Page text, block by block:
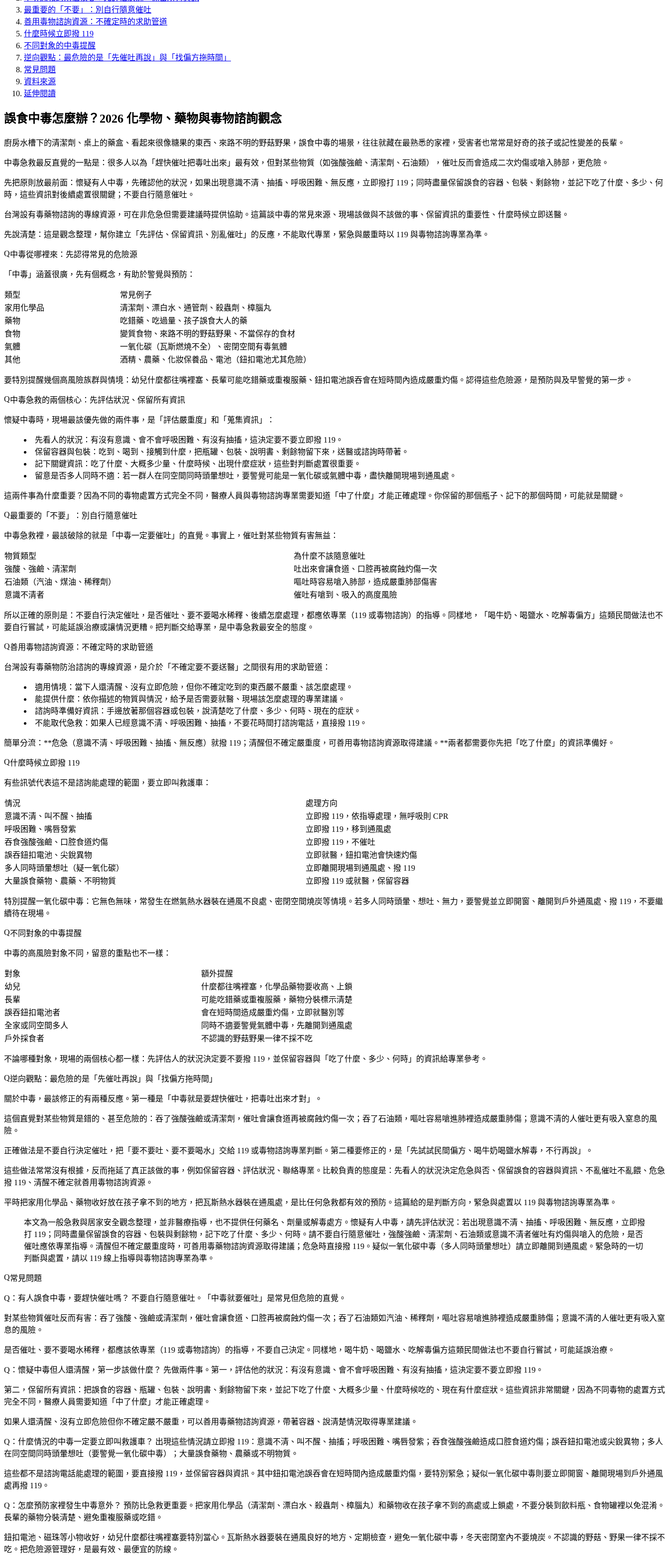
最重要的「不要」：別自行隨意催吐
善用毒物諮詢資源：不確定時的求助管道
什麼時候立即撥 119
不同對象的中毒提醒
逆向觀點：最危險的是「先催吐再說」與「找偏方拖時間」
常見問題
資料來源
延伸閱讀
誤食中毒怎麼辦？2026 化學物、藥物與毒物諮詢觀念
廚房水槽下的清潔劑、桌上的藥盒、看起來很像糖果的東西、來路不明的野菇野果，誤食中毒的場景，往往就藏在最熟悉的家裡，受害者也常常是好奇的孩子或記性變差的長輩。
中毒急救最反直覺的一點是： 很多人以為「趕快催吐把毒吐出來」最有效，但對某些物質（如強酸強鹼、清潔劑、石油類），催吐反而會造成二次灼傷或嗆入肺部，更危險 。
先把原則放最前面： 懷疑有人中毒，先確認他的狀況，如果出現意識不清、抽搐、呼吸困難、無反應，立即撥打 119；同時盡量保留誤食的容器、包裝、剩餘物，並記下吃了什麼、多少、何
時，這些資訊對後續處置很關鍵；不要自行隨意催吐 。
台灣設有毒藥物諮詢的專線資源，可在非危急但需要建議時提供協助。這篇談中毒的常見來源、現場該做與不該做的事、保留資訊的重要性、什麼時候立即送醫。
先說清楚： 這是觀念整理，幫你建立「先評估、保留資訊、別亂催吐」的反應，不能取代專業，緊急與嚴重時以 119 與毒物諮詢專業為準 。
中毒從哪裡來：先認得常見的危險源
「中毒」涵蓋很廣，先有個概念，有助於警覺與預防：
類型
常見例子
家用化學品
清潔劑、漂白水、通管劑、殺蟲劑、樟腦丸
藥物
吃錯藥、吃過量、孩子誤食大人的藥
食物
變質食物、來路不明的野菇野果、不當保存的食材
氣體
一氧化碳（瓦斯燃燒不全）、密閉空間有毒氣體
其他
酒精、農藥、化妝保養品、電池（鈕扣電池尤其危險）
要特別提醒幾個高風險族群與情境： 幼兒什麼都往嘴裡塞、長輩可能吃錯藥或重複服藥、鈕扣電池誤吞會在短時間內造成嚴重灼傷 。認得這些危險源，是預防與及早警覺的第一步。
中毒急救的兩個核心：先評估狀況、保留所有資訊
懷疑中毒時，現場最該優先做的兩件事，是「評估嚴重度」和「蒐集資訊」：
先看人的狀況 ：有沒有意識、會不會呼吸困難、有沒有抽搐，這決定要不要立即撥 119。
保留容器與包裝 ：吃到、喝到、接觸到什麼，把瓶罐、包裝、說明書、剩餘物留下來，送醫或諮詢時帶著。
記下關鍵資訊 ：吃了什麼、大概多少量、什麼時候、出現什麼症狀，這些對判斷處置很重要。
留意是否多人同時不適 ：若一群人在同空間同時頭暈想吐，要警覺可能是一氧化碳或氣體中毒，盡快離開現場到通風處。
這兩件事為什麼重要？因為不同的毒物處置方式完全不同 ，醫療人員與毒物諮詢專業需要知道「中了什麼」才能正確處理。你保留的那個瓶子、記下的那個時間，可能就是關鍵。
最重要的「不要」：別自行隨意催吐
中毒急救裡，最該破除的就是「中毒一定要催吐」的直覺。事實上，催吐對某些物質有害無益：
物質類型
為什麼不該隨意催吐
強酸、強鹼、清潔劑
吐出來會讓食道、口腔再被腐蝕灼傷一次
石油類（汽油、煤油、稀釋劑）
嘔吐時容易嗆入肺部，造成嚴重肺部傷害
意識不清者
催吐有嗆到、吸入的高度風險
所以正確的原則是： 不要自行決定催吐，是否催吐、要不要喝水稀釋、後續怎麼處理，都應依專業（119 或毒物諮詢）的指導 。同樣地，「喝牛奶、喝鹽水、吃解毒偏方」這類民間做法也不
要自行嘗試，可能延誤治療或讓情況更糟。把判斷交給專業，是中毒急救最安全的態度。
善用毒物諮詢資源：不確定時的求助管道
台灣設有毒藥物防治諮詢的專線資源，是介於「不確定要不要送醫」之間很有用的求助管道：
適用情境 ：當下人還清醒、沒有立即危險，但你不確定吃到的東西嚴不嚴重、該怎麼處理。
能提供什麼 ：依你描述的物質與情況，給予是否需要就醫、現場該怎麼處理的專業建議。
諮詢時準備好資訊 ：手邊放著那個容器或包裝，說清楚吃了什麼、多少、何時、現在的症狀。
不能取代急救 ：如果人已經意識不清、呼吸困難、抽搐，不要花時間打諮詢電話，直接撥 119。
簡單分流：**危急（意識不清、呼吸困難、抽搐、無反應）就撥 119；清醒但不確定嚴重度，可善用毒物諮詢資源取得建議。**兩者都需要你先把「吃了什麼」的資訊準備好。
什麼時候立即撥 119
有些訊號代表這不是諮詢能處理的範圍，要立即叫救護車：
情況
處理方向
意識不清、叫不醒、抽搐
立即撥 119，依指導處理，無呼吸則 CPR
呼吸困難、嘴唇發紫
立即撥 119，移到通風處
吞食強酸強鹼、口腔食道灼傷
立即撥 119，不催吐
誤吞鈕扣電池、尖銳異物
立即就醫，鈕扣電池會快速灼傷
多人同時頭暈想吐（疑一氧化碳）
立即離開現場到通風處、撥 119
大量誤食藥物、農藥、不明物質
立即撥 119 或就醫，保留容器
特別提醒一氧化碳中毒：它無色無味，常發生在燃氣熱水器裝在通風不良處、密閉空間燒炭等情境。 若多人同時頭暈、想吐、無力，要警覺並立即開窗、離開到戶外通風處、撥 119 ，不要繼
續待在現場。
不同對象的中毒提醒
中毒的高風險對象不同，留意的重點也不一樣：
對象
額外提醒
幼兒
什麼都往嘴裡塞，化學品藥物要收高、上鎖
長輩
可能吃錯藥或重複服藥，藥物分裝標示清楚
誤吞鈕扣電池者
會在短時間造成嚴重灼傷，立即就醫別等
全家或同空間多人
同時不適要警覺氣體中毒，先離開到通風處
戶外採食者
不認識的野菇野果一律不採不吃
不論哪種對象，現場的兩個核心都一樣：先評估人的狀況決定要不要撥 119，並保留容器與「吃了什麼、多少、何時」的資訊給專業參考。
逆向觀點：最危險的是「先催吐再說」與「找偏方拖時間」
關於中毒，最該修正的有兩種反應。第一種是「中毒就是要趕快催吐，把毒吐出來才對」。
這個直覺對某些物質是錯的、甚至危險的：吞了強酸強鹼或清潔劑，催吐會讓食道再被腐蝕灼傷一次；吞了石油類，嘔吐容易嗆進肺裡造成嚴重肺傷；意識不清的人催吐更有吸入窒息的風
險。
正確做法是不要自行決定催吐，把「要不要吐、要不要喝水」交給 119 或毒物諮詢專業判斷。第二種要修正的，是「先試試民間偏方、喝牛奶喝鹽水解毒，不行再說」。
這些做法常常沒有根據，反而拖延了真正該做的事，例如保留容器、評估狀況、聯絡專業。比較負責的態度是：先看人的狀況決定危急與否、保留誤食的容器與資訊、不亂催吐不亂餵、危急
撥 119、清醒不確定就善用毒物諮詢資源。
平時把家用化學品、藥物收好放在孩子拿不到的地方，把瓦斯熱水器裝在通風處，是比任何急救都有效的預防。這篇給的是判斷方向，緊急與處置以 119 與毒物諮詢專業為準。
本文為一般急救與居家安全觀念整理，並非醫療指導，也不提供任何藥名、劑量或解毒處方。懷疑有人中毒，請先評估狀況：若出現意識不清、抽搐、呼吸困難、無反應，立即撥
打 119；同時盡量保留誤食的容器、包裝與剩餘物，記下吃了什麼、多少、何時。請不要自行隨意催吐，強酸強鹼、清潔劑、石油類或意識不清者催吐有灼傷與嗆入的危險，是否
催吐應依專業指導。清醒但不確定嚴重度時，可善用毒藥物諮詢資源取得建議；危急時直接撥 119。疑似一氧化碳中毒（多人同時頭暈想吐）請立即離開到通風處。緊急時的一切
判斷與處置，請以 119 線上指導與毒物諮詢專業為準。
常見問題
Q：有人誤食中毒，要趕快催吐嗎？ 不要自行隨意催吐。「中毒就要催吐」是常見但危險的直覺。
對某些物質催吐反而有害：吞了強酸、強鹼或清潔劑，催吐會讓食道、口腔再被腐蝕灼傷一次；吞了石油類如汽油、稀釋劑，嘔吐容易嗆進肺裡造成嚴重肺傷；意識不清的人催吐更有吸入窒
息的風險。
是否催吐、要不要喝水稀釋，都應該依專業（119 或毒物諮詢）的指導，不要自己決定。同樣地，喝牛奶、喝鹽水、吃解毒偏方這類民間做法也不要自行嘗試，可能延誤治療。
Q：懷疑中毒但人還清醒，第一步該做什麼？ 先做兩件事。第一，評估他的狀況：有沒有意識、會不會呼吸困難、有沒有抽搐，這決定要不要立即撥 119。
第二，保留所有資訊：把誤食的容器、瓶罐、包裝、說明書、剩餘物留下來，並記下吃了什麼、大概多少量、什麼時候吃的、現在有什麼症狀。這些資訊非常關鍵，因為不同毒物的處置方式
完全不同，醫療人員需要知道「中了什麼」才能正確處理。
如果人還清醒、沒有立即危險但你不確定嚴不嚴重，可以善用毒藥物諮詢資源，帶著容器、說清楚情況取得專業建議。
Q：什麼情況的中毒一定要立即叫救護車？ 出現這些情況請立即撥 119：意識不清、叫不醒、抽搐；呼吸困難、嘴唇發紫；吞食強酸強鹼造成口腔食道灼傷；誤吞鈕扣電池或尖銳異物；多人
在同空間同時頭暈想吐（要警覺一氧化碳中毒）；大量誤食藥物、農藥或不明物質。
這些都不是諮詢電話能處理的範圍，要直接撥 119，並保留容器與資訊。其中鈕扣電池誤吞會在短時間內造成嚴重灼傷，要特別緊急；疑似一氧化碳中毒則要立即開窗、離開現場到戶外通風
處再撥 119。
Q：怎麼預防家裡發生中毒意外？ 預防比急救更重要。把家用化學品（清潔劑、漂白水、殺蟲劑、樟腦丸）和藥物收在孩子拿不到的高處或上鎖處，不要分裝到飲料瓶、食物罐裡以免混淆。
長輩的藥物分裝清楚、避免重複服藥或吃錯。
鈕扣電池、磁珠等小物收好，幼兒什麼都往嘴裡塞要特別當心。瓦斯熱水器要裝在通風良好的地方、定期檢查，避免一氧化碳中毒，冬天密閉室內不要燒炭。不認識的野菇、野果一律不採不
吃。把危險源管理好，是最有效、最便宜的防線。